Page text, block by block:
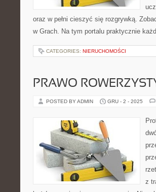
oraz w pełni cieszyć się rozgrywką.
w Grach. Na tym portalu praktycznie
CATEGORIES: NIERUCHOMOŚCI
PRAWO
POSTED BY ADMIN GRU - 2 - 2025
z